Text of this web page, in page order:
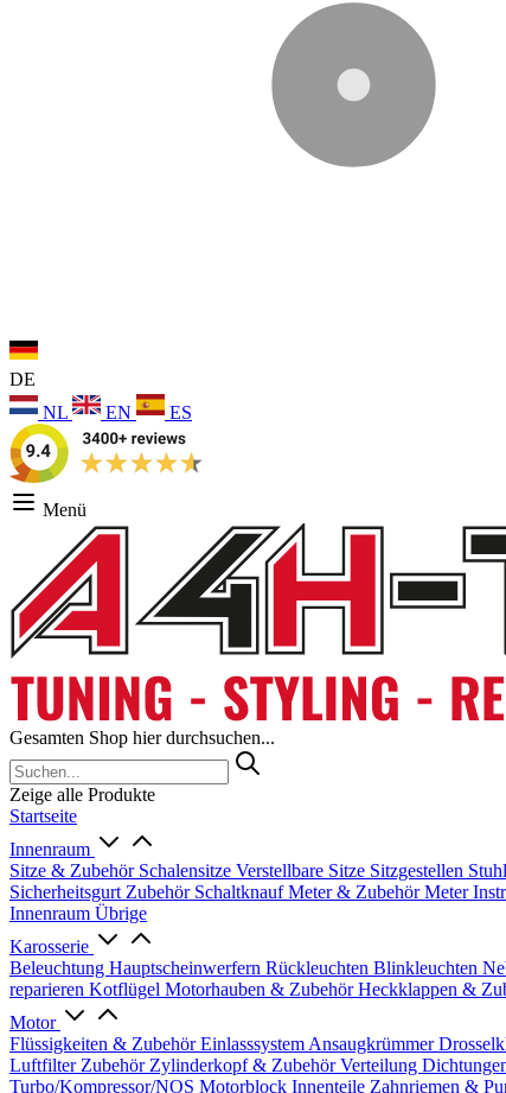
DE
NL
EN ES
Menü
Gesamten Shop hier durchsuchen...
Zeige alle Produkte
Startseite
Innenraum
Sitze & Zubehör Schalensitze Verstellbare Sitze Sitzgestellen
Sicherheitsgurt Zubehör SchaltknaufMeter & ZubehörMeter
Innenraum Übrige
Karosserie
Beleuchtung Hauptscheinwerfern Rückleuchten Blinkleuchten
reparieren Kotflügel Motorhauben & ZubehörHeckklappen &
Motor
Flüssigkeiten & ZubehörEinlasssystem Ansaugkrümmer
Luftfilter Zubehör Zylinderkopf & ZubehörVerteilung
Turbo/Kompressor/NOS Motorblock Innenteile Zahnriemen &